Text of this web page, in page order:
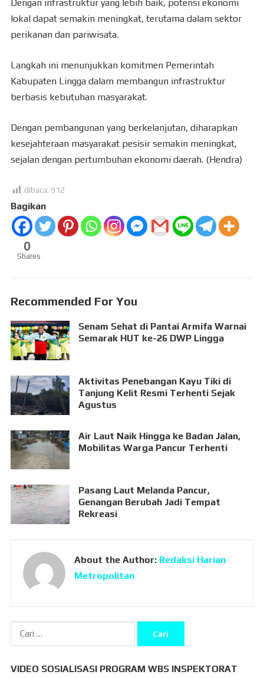
Dengan infrastruktur yang lebih baik, potensi ekonomi
lokal dapat semakin meningkat, terutama dalam sektor
perikanan dan pariwisata.
Langkah ini menunjukkan komitmen Pemerintah
Kabupaten Lingga dalam membangun infrastruktur
berbasis kebutuhan masyarakat.
Dengan pembangunan yang berkelanjutan, diharapkan
kesejahteraan masyarakat pesisir semakin meningkat,
sejalan dengan pertumbuhan ekonomi daerah. (Hendra)
dibaca: 912
Bagikan
0
Shares
Recommended For You
Senam Sehat di Pantai Armifa Warnai
Semarak HUT ke-26 DWP Lingga
Aktivitas Penebangan Kayu Tiki di
Tanjung Kelit Resmi Terhenti Sejak
Agustus
Air Laut Naik Hingga ke Badan Jalan,
Mobilitas Warga Pancur Terhenti
Pasang Laut Melanda Pancur,
Genangan Berubah Jadi Tempat
Rekreasi
About the Author: Redaksi Harian
Metropolitan
Cari
untuk:
VIDEO SOSIALISASI PROGRAM WBS INSPEKTORAT